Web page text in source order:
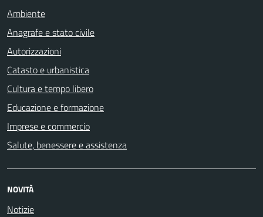
Ambiente
Anagrafe e stato civile
Autorizzazioni
Catasto e urbanistica
Cultura e tempo libero
Educazione e formazione
Imprese e commercio
Salute, benessere e assistenza
NOVITÀ
Notizie